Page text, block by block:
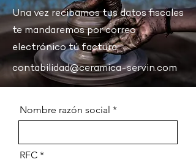
Una vez recibamos tus datos fiscales
te mandaremos por correo
electrónico tú factura.
contabilidad@ceramica-servin.com
Nombre razón social
RFC